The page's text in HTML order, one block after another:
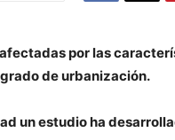
por las
de urbanización.
un estudio ha